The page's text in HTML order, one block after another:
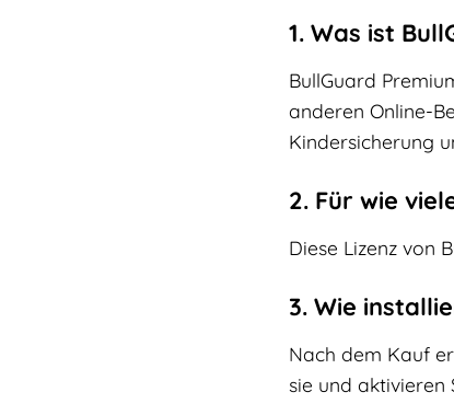
1. Was ist
BullGuard
anderen Online-
Kindersicherung
2. Für wie
Diese Lizenz von
3. Wie
Nach dem Kauf
sie und aktivieren